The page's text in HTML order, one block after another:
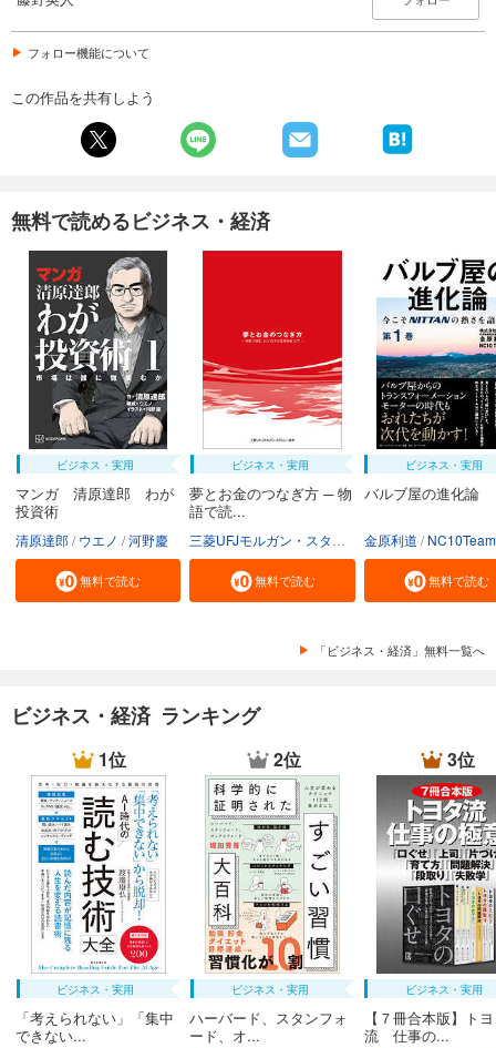
フォロー機能について
この作品を共有しよう
無料で読めるビジネス・経済
ビジネス・実用
マンガ 清原達郎 わが
投資術
清原達郎 ウエノ 河野慶
無料で読む
ビジネス・実用
夢とお金のつなぎ方 ─ 物
語で読...
無料で読む
ビジネス・実用
バルブ屋の進化論
金原利道 NC10Team
無料で読む
「ビジネス・経済」無料一覧へ
ビジネス・経済 ランキング
1位
ビジネス・実用
「考えられない」「集中
できない...
2位
ビジネス・実用
ハーバード、スタンフォ
ード、オ...
3位
ビジネス・実用
【７冊合本版】ト
流 仕事の...